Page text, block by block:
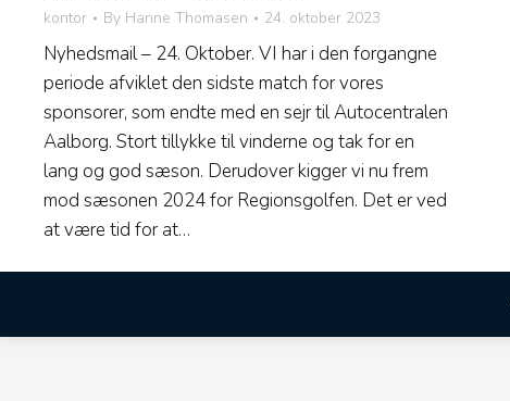
kontor By Hanne Thomasen 24. oktober 2023
Nyhedsmail – 24. Oktober. VI har i den forgangne
periode afviklet den sidste match for vores
sponsorer, som endte med en sejr til Autocentralen
Aalborg. Stort tillykke til vinderne og tak for en
lang og god sæson. Derudover kigger vi nu frem
mod sæsonen 2024 for Regionsgolfen. Det er ved
at være tid for at…